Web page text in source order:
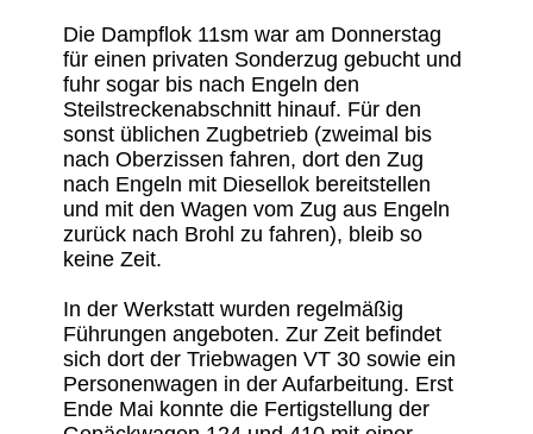
Die Dampflok 11sm war am Donnerstag
für einen privaten Sonderzug gebucht und
fuhr sogar bis nach Engeln den
Steilstreckenabschnitt hinauf. Für den
sonst üblichen Zugbetrieb (zweimal bis
nach Oberzissen fahren, dort den Zug
nach Engeln mit Diesellok bereitstellen
und mit den Wagen vom Zug aus Engeln
zurück nach Brohl zu fahren), bleib so
keine Zeit.
In der Werkstatt wurden regelmäßig
Führungen angeboten. Zur Zeit befindet
sich dort der Triebwagen VT 30 sowie ein
Personenwagen in der Aufarbeitung. Erst
Ende Mai konnte die Fertigstellung der